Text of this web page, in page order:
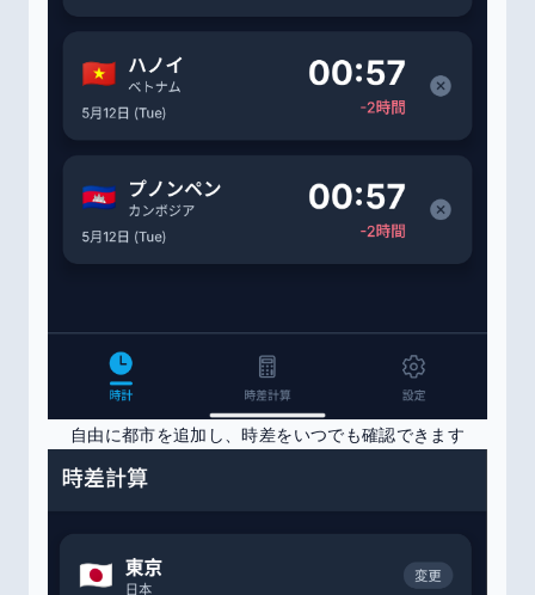
自由に都市を追加し、時差をいつでも確認できます